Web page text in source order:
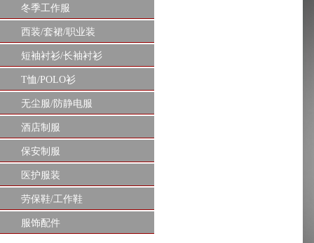
冬季工作服
西装/套裙/职业装
短袖衬衫/长袖衬衫
T恤/POLO衫
无尘服/防静电服
酒店制服
保安制服
医护服装
劳保鞋/工作鞋
服饰配件